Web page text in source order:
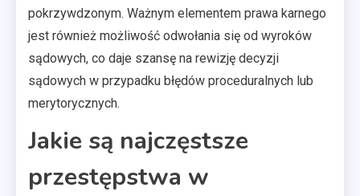
pokrzywdzonym. Ważnym elementem prawa karnego
jest również możliwość odwołania się od wyroków
sądowych, co daje szansę na rewizję decyzji
sądowych w przypadku błędów proceduralnych lub
merytorycznych.
Jakie są najczęstsze
przestępstwa w